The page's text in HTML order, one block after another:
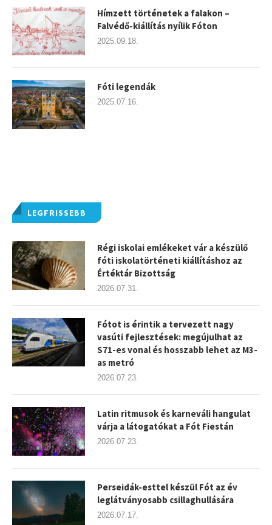
LEGFRISSEBB
Régi iskolai emlékeket vár a készülő
fóti iskolatörténeti kiállításhoz az
Értéktár Bizottság
2026.07.31.
Fótot is érintik a tervezett nagy
vasúti fejlesztések: megújulhat az
S71-es vonal és hosszabb lehet az M3-
as metró
2026.07.23.
Latin ritmusok és karneváli hangulat
várja a látogatókat a Fót Fiestán
2026.07.23.
Perseidák-esttel készül Fót az év
leglátványosabb csillaghullására
2026.07.17.
Hímzett történetek a falakon –
Falvédő-kiállítás nyílik Fóton
2025.09.18.
Fóti legendák
2025.07.16.